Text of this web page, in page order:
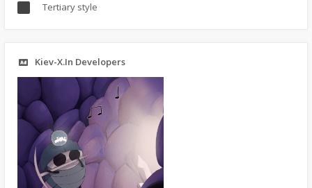
Tertiary style
Kiev-X.In Developers